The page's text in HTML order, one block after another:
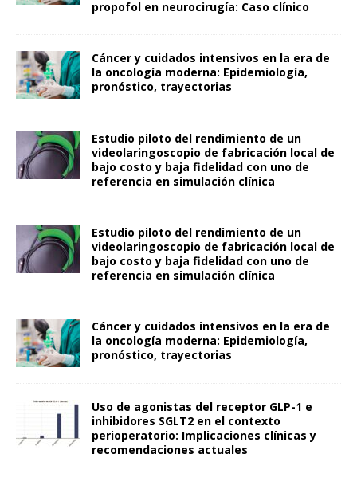
propofol en neurocirugía: Caso clínico
Cáncer y cuidados intensivos en la era de
la oncología moderna: Epidemiología,
pronóstico, trayectorias
Estudio piloto del rendimiento de un
videolaringoscopio de fabricación local de
bajo costo y baja fidelidad con uno de
referencia en simulación clínica
Estudio piloto del rendimiento de un
videolaringoscopio de fabricación local de
bajo costo y baja fidelidad con uno de
referencia en simulación clínica
Cáncer y cuidados intensivos en la era de
la oncología moderna: Epidemiología,
pronóstico, trayectorias
Uso de agonistas del receptor GLP-1 e
inhibidores SGLT2 en el contexto
perioperatorio: Implicaciones clínicas y
recomendaciones actuales